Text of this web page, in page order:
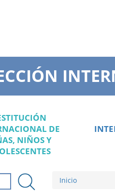
DE
NIÑOS Y
de Inicio